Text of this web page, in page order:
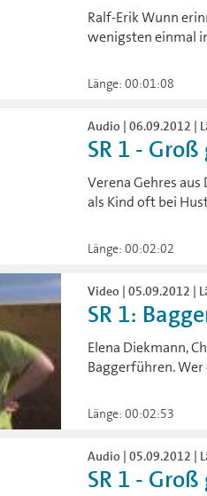
Ralf-Erik Wunn
wenigsten einmal
Länge: 00:01:08
Audio | 06.09.2012 |
SR 1 -
Verena Gehres
als Kind oft bei
Länge: 00:02:02
Video | 05.09.2012 |
SR 1:
Elena Diekmann,
Baggerführen.
Länge: 00:02:53
Audio | 05.09.2012 |
SR 1 -